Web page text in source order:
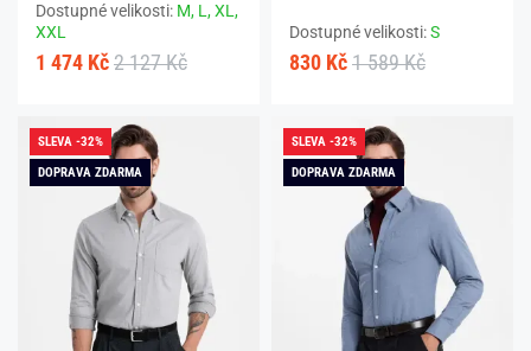
Dostupné velikosti: M, L,XL,
XXL
1 474 Kč 2 127 Kč
Dostupné velikosti:S
830 Kč 1 589 Kč
SLEVA -32%
DOPRAVA ZDARMA
SLEVA -32%
DOPRAVA ZDARMA